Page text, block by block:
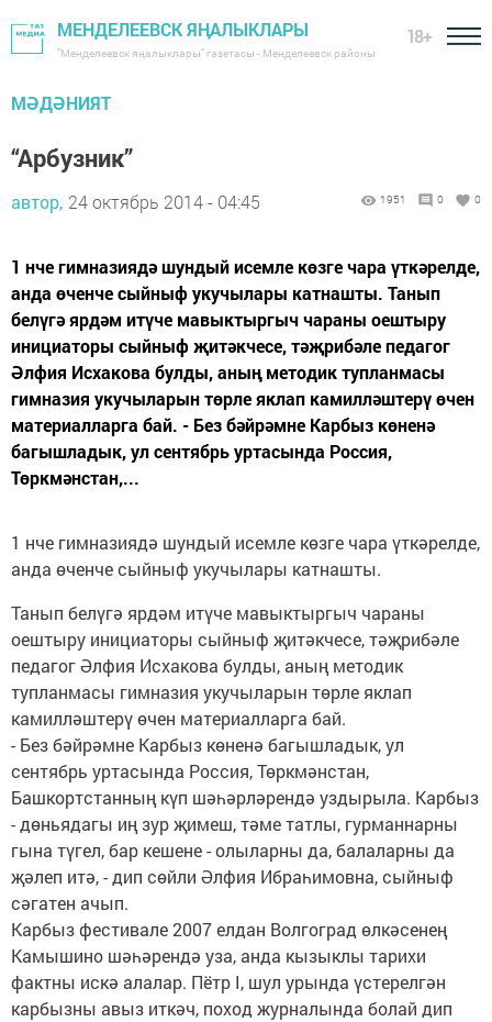
МЕНДЕЛЕЕВСК ЯҢАЛЫКЛАРЫ
"Менделеевск яңалыклары" газетасы - Менделеевск районы
18+
МӘДӘНИЯТ
“Арбузник”
автор, 24 октябрь 2014 - 04:45 1951 0 0
1 нче гимназиядә шундый исемле көзге чара үткәрелде,
анда өченче сыйныф укучылары катнашты. Танып
белүгә ярдәм итүче мавыктыргыч чараны оештыру
инициаторы сыйныф җитәкчесе, тәҗрибәле педагог
Әлфия Исхакова булды, аның методик тупланмасы
гимназия укучыларын төрле яклап камилләштерү өчен
материалларга бай. - Без бәйрәмне Карбыз көненә
багышладык, ул сентябрь уртасында Россия,
Төркмәнстан,...
1 нче гимназиядә шундый исемле көзге чара үткәрелде,
анда өченче сыйныф укучылары катнашты.
Танып белүгә ярдәм итүче мавыктыргыч чараны
оештыру инициаторы сыйныф җитәкчесе, тәҗрибәле
педагог Әлфия Исхакова булды, аның методик
тупланмасы гимназия укучыларын төрле яклап
камилләштерү өчен материалларга бай.
- Без бәйрәмне Карбыз көненә багышладык, ул
сентябрь уртасында Россия, Төркмәнстан,
Башкортстанның күп шәһәрләрендә уздырыла. Карбыз
- дөньядагы иң зур җимеш, тәме татлы, гурманнарны
гына түгел, бар кешене - олыларны да, балаларны да
җәлеп итә, - дип сөйли Әлфия Ибраһимовна, сыйныф
сәгатен ачып.
Карбыз фестивале 2007 елдан Волгоград өлкәсенең
Камышино шәһәрендә уза, анда кызыклы тарихи
фактны искә алалар. Пётр I, шул урында үстерелгән
карбызны авыз иткәч, поход журналында болай дип